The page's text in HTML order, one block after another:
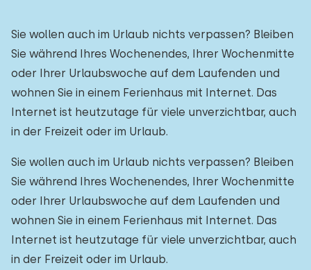
Sie wollen auch im Urlaub nichts verpassen? Bleiben
Sie während Ihres Wochenendes, Ihrer Wochenmitte
oder Ihrer Urlaubswoche auf dem Laufenden und
wohnen Sie in einem Ferienhaus mit Internet. Das
Internet ist heutzutage für viele unverzichtbar, auch
in der Freizeit oder im Urlaub.
Sie wollen auch im Urlaub nichts verpassen? Bleiben
Sie während Ihres Wochenendes, Ihrer Wochenmitte
oder Ihrer Urlaubswoche auf dem Laufenden und
wohnen Sie in einem Ferienhaus mit Internet. Das
Internet ist heutzutage für viele unverzichtbar, auch
in der Freizeit oder im Urlaub.